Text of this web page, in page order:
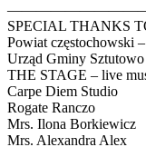
SPECIAL THANKS
Powiat częstochowski
Urząd Gminy
THE STAGE – live
Carpe Diem Studio
Rogate Ranczo
Mrs. Ilona Borkiewicz
Mrs. Alexandra Alex